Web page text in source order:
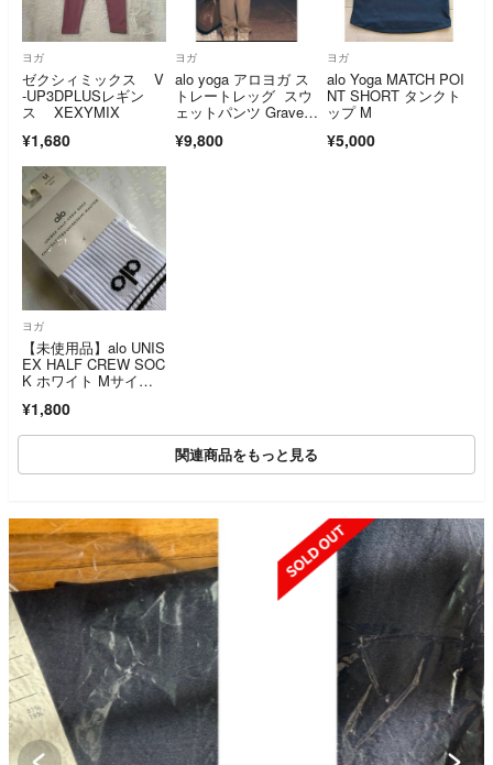
ヨガ
ゼクシィミックス V
-UP3DPLUSレギン
ス XEXYMIX
¥1,680
ヨガ
alo yoga アロヨガ ス
トレートレッグ スウ
ェットパンツ Grave
¥9,800
ヨガ
alo Yoga MATCH POI
NT SHORT タンクト
ップ M
¥5,000
ヨガ
【未使用品】alo UNIS
EX HALF CREW SOC
K ホワイト Mサイ
¥1,800
関連商品をもっと見る
SOLD OUT